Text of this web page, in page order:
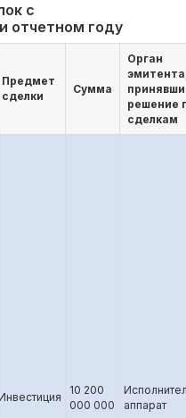
с
отчетном году
Предмет
сделки
Сумма
Орган
решение
сделкам
10 200
000 000
аппарат